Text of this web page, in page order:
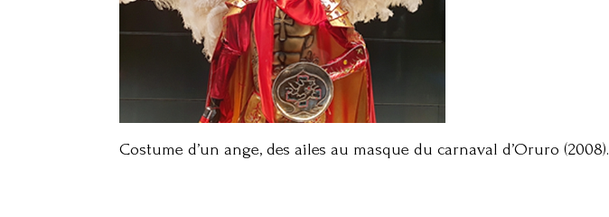
Costume d’un ange, des ailes au masque du carnaval d’Oruro (2008).